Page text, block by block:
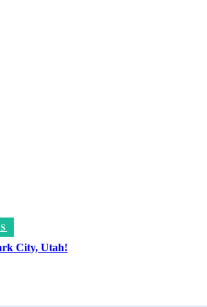
City, Utah!